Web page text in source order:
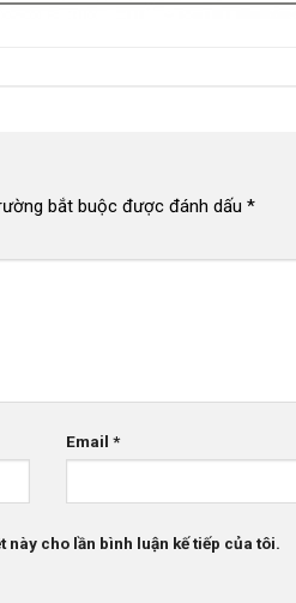
bắt buộc được đánh dấu *
Email*
cho lần bình luận kế tiếp của tôi.